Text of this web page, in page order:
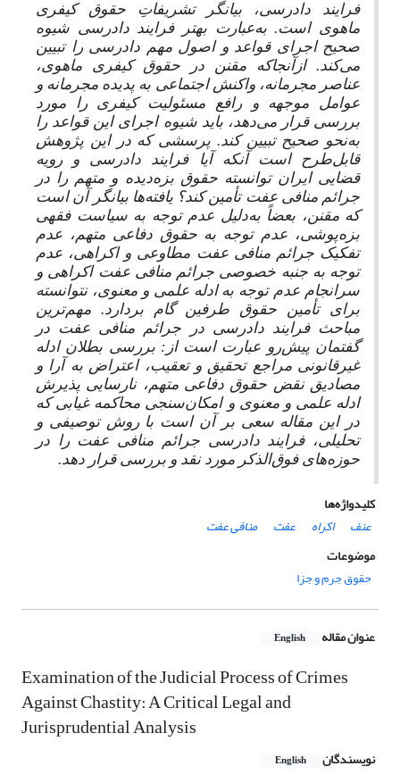
فرایند دادرسی، بیانگر تشریفاتِ حقوق کیفری
ماهوی است. بهعبارت بهتر فرایند دادرسی شیوه
صحیح اجرای قواعد و اصول مهم دادرسی را تبیین
می‌کند. ازآنجاکه مقنن در حقوق کیفری ماهوی،
عناصر مجرمانه، واکنش اجتماعی به پدیده مجرمانه و
عوامل موجهه و رافع مسئولیت کیفری را مورد
بررسی قرار می‌دهد، باید شیوه اجرای این قواعد را
بهنحو صحیح تبیین کند. پرسشی که در این پژوهش
قابل‌طرح است آنکه آیا فرایند دادرسی و رویه
قضایی ایران توانسته حقوق بزه‌دیده و متهم را در
جرائم منافی عفت تأمین کند؟ یافته‌ها بیانگر آن است
که مقنن، بعضاً بهدلیل عدم توجه به سیاست فقهی
بزه‌پوشی، عدم توجه به حقوق دفاعی متهم، عدم
تفکیک جرائم منافی عفت مطاوعی و اکراهی، عدم
توجه به جنبه خصوصی جرائم منافی عفت اکراهی و
سرانجام عدم توجه به ادله علمی و معنوی، نتوانسته
برای تأمین حقوق طرفین گام بردارد. مهم‌ترین
مباحث فرایند دادرسی در جرائم منافی عفت در
گفتمان پیشرو عبارت است از: بررسی بطلان ادله
غیرقانونی مراجع تحقیق و تعقیب، اعتراض به آرا و
مصادیق نقض حقوق دفاعی متهم، نارسایی پذیرش
ادله علمی و معنوی و امکان‌سنجی محاکمه غیابی که
در این مقاله سعی بر آن است با روش توصیفی و
تحلیلی، فرایند دادرسی جرائم منافی عفت را در
حوزه‌های فوق‌الذکر مورد نقد و بررسی قرار دهد.
کلیدواژه‌ها
عنف
اکراه عفت
منافی عفت
موضوعات
حقوق جرم و جزا
عنوان مقاله English
Examination of the Judicial Process of Crimes
Against Chastity: A Critical Legal and
Jurisprudential Analysis
نویسندگان English